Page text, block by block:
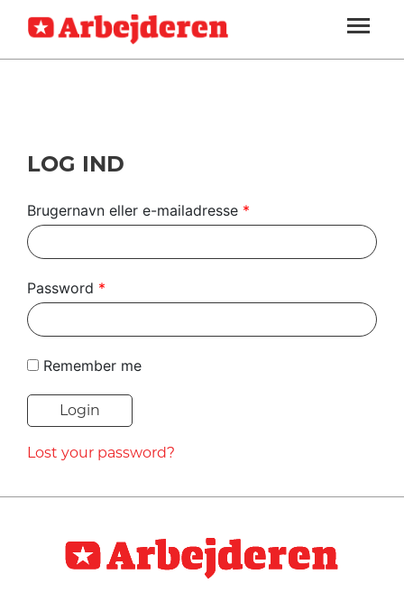
SEKTIONER
ARBEJDEREN
MENER
UDLAND
DEBAT
TIL
NAVNE
HISTORIE
TEORI
SOUNDCLOUD
ABONNER
LOG IND
LOG IND
Brugernavn eller e-mailadresse *
Password *
Remember me
Lost your password?